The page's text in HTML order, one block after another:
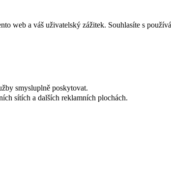
web a váš uživatelský zážitek. Souhlasíte s
smysluplně poskytovat.
sítích a dalších reklamních plochách.